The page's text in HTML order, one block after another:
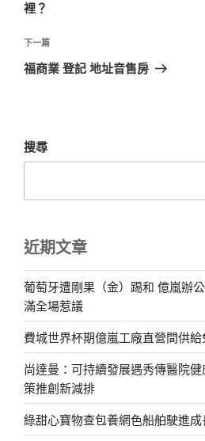
覽
章
裡？
下
一
下一篇
福商業 登記 地址音售房
搜尋
近期文章
葡萄牙遭剛果（金）踢和 億嵐辦
滿全場惹議
費城世界杯期億嵐工廠直營間供
尚達曼：可持續發展遇秀傳醫院
策推創新減排
綠甜心寶物查包養網色船舶駛進